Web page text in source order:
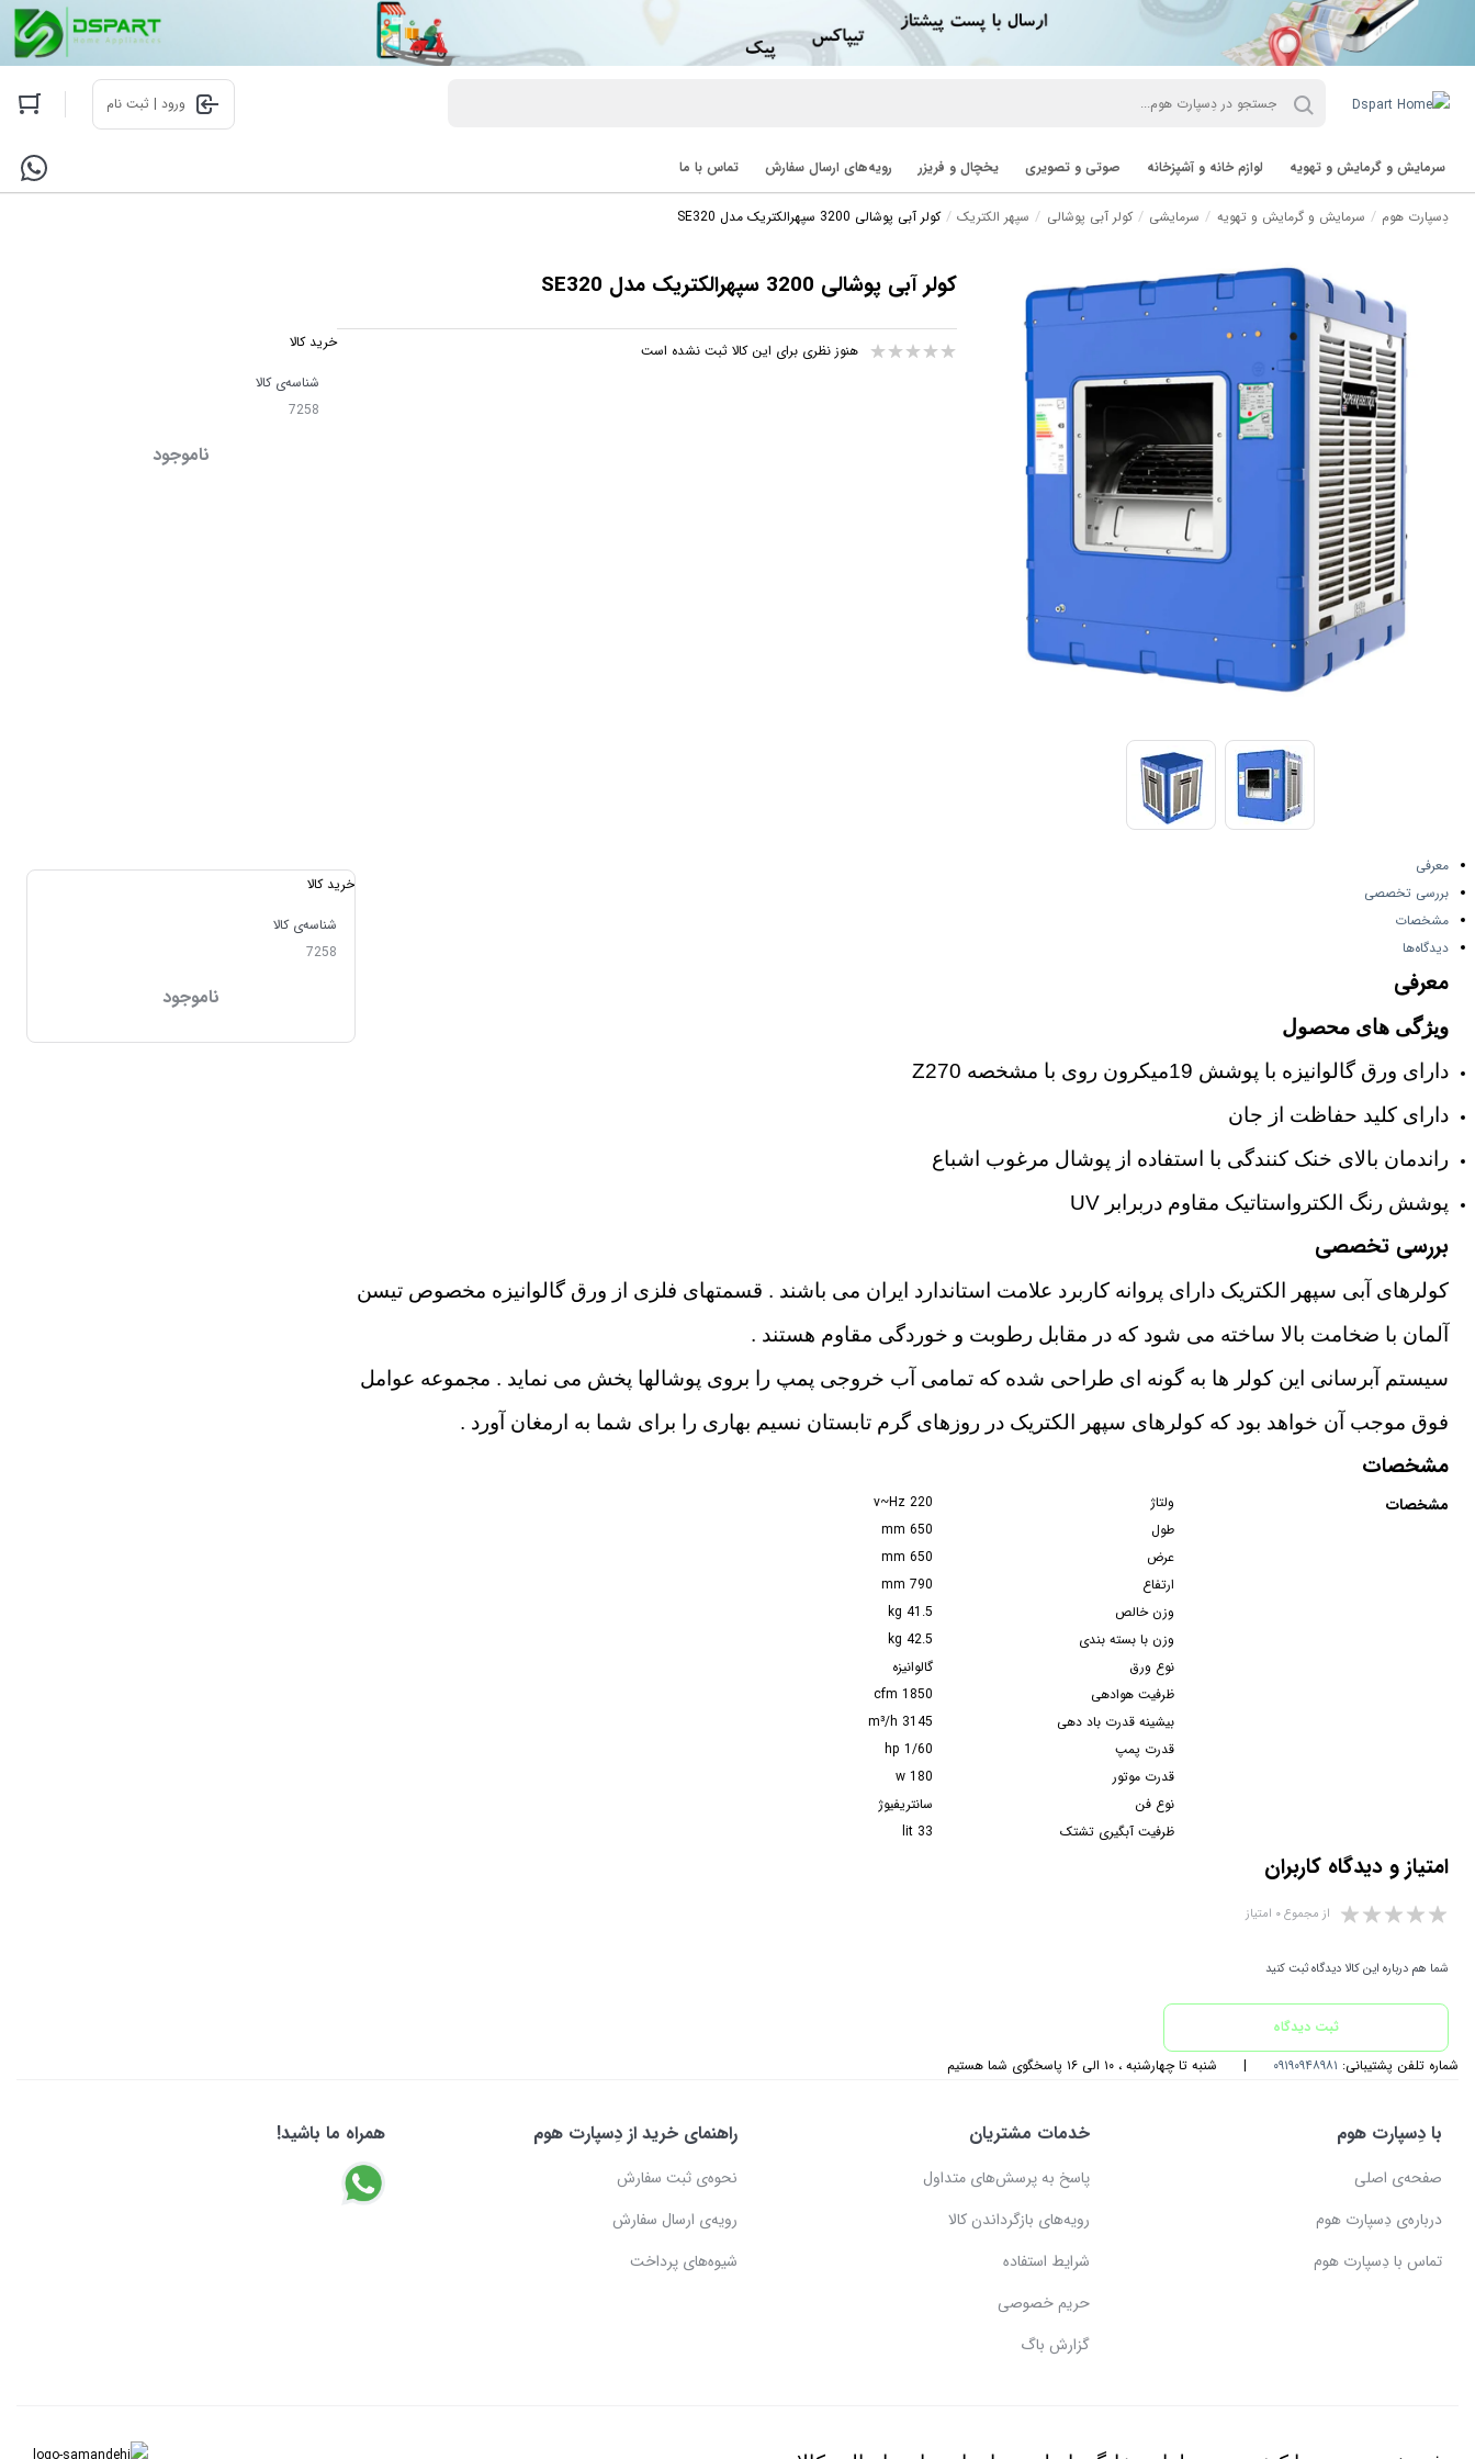
ورود | ثبت نام
سرمایش و گرمایش و تهویه لوازم خانه و آشپزخانه صوتی و تصویری یخچال و فریزر رویه‌های ارسال سفارش تماس با ما
دِسپارت هوم سرمایش و گرمایش و تهویه سرمایشی کولر آبی پوشالی سپهر الکتریک کولر آبی پوشالی 3200 سپهرالکتریک مدل SE320
کولر آبی پوشالی 3200 سپهرالکتریک مدل SE320
هنوز نظری برای این کالا ثبت نشده است
خرید کالا
شناسه‌ی کالا
7258
ناموجود
معرفی
بررسی تخصصی
مشخصات
دیدگاه‌ها
معرفی
ویژگی های محصول
دارای ورق گالوانیزه با پوشش 19میکرون روی با مشخصه Z270
دارای کلید حفاظت از جان
راندمان بالای خنک کنندگی با استفاده از پوشال مرغوب اشباع
پوشش رنگ الکترواستاتیک مقاوم دربرابر UV
بررسی تخصصی
کولرهای آبی سپهر الکتریک دارای پروانه کاربرد علامت استاندارد ایران می باشند . قسمتهای فلزی از ورق گالوانیزه مخصوص تیسن
آلمان با ضخامت بالا ساخته می شود که در مقابل رطوبت و خوردگی مقاوم هستند .
سیستم آبرسانی این کولر ها به گونه ای طراحی شده که تمامی آب خروجی پمپ را بروی پوشالها پخش می نماید . مجموعه عوامل
فوق موجب آن خواهد بود که کولرهای سپهر الکتریک در روزهای گرم تابستان نسیم بهاری را برای شما به ارمغان آورد .
مشخصات
مشخصات ولتاژ
220 v~Hz
طول
650 mm
عرض
650 mm
ارتفاع
790 mm
وزن خالص
41.5 kg
وزن با بسته بندی
42.5 kg
نوع ورق
گالوانیزه
ظرفیت هوادهی
1850 cfm
بیشینه قدرت باد دهی
3145 m³/h
قدرت پمپ
1/60 hp
قدرت موتور
180 w
نوع فن
سانتریفیوژ
ظرفیت آبگیری تشتک
33 lit
امتیاز و دیدگاه کاربران
از مجموع ۰ امتیاز
شما هم درباره این کالا دیدگاه ثبت کنید
ثبت دیدگاه
خرید کالا
شناسه‌ی کالا
7258
ناموجود
شماره تلفن پشتیبانی: ۰۹۱۹۰۹۴۸۹۸۱ | شنبه تا چهارشنبه ، ۱۰ الی ۱۶ پاسخگوی شما هستیم
با دِسپارت هوم
صفحه‌ی اصلی
درباره‌ی دِسپارت هوم
تماس با دِسپارت هوم
خدمات مشتریان
پاسخ به پرسش‌های متداول
رویه‌های بازگرداندن کالا
شرایط استفاده
حریم خصوصی
گزارش باگ
راهنمای خرید از دِسپارت هوم
نحوه‌ی ثبت سفارش
رویه‌ی ارسال سفارش
شیوه‌های پرداخت
همراه ما باشید!